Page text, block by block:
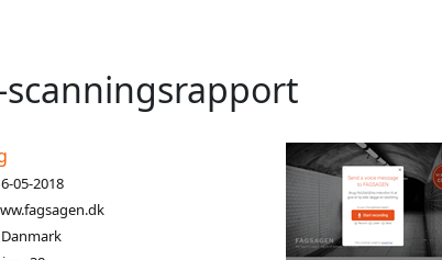
scanningsrapport
05-2018